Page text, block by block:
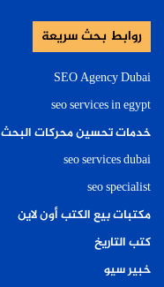
روابط بحث سريعة
SEO Agency Dubai
seo services in egypt
خدمات تحسين محركات البحث
seo services dubai
seo specialist
مكتبات بيع الكتب أون لاين
كتب التاريخ
خبير سيو